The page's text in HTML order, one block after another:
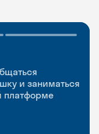
и заниматься
платформе
слова где
практики